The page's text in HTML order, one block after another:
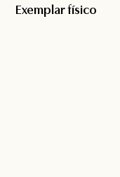
Exemplar físico